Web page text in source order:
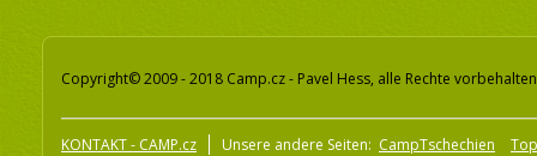
Copyright© 2009 - 2018 Camp.cz - Pavel Hess, alle Rechte vorbehalten
KONTAKT - CAMP.cz Unsere andere Seiten: CampTschechien